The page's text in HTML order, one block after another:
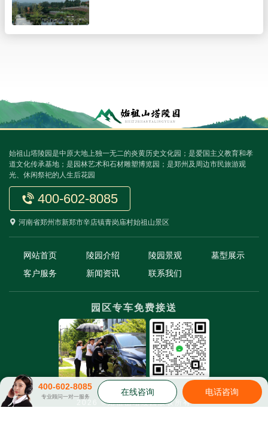
始祖山塔陵园是中原大地上独一无二的炎黄历史文化园；是爱国主义教育和孝
道文化传承基地；是园林艺术和石材雕塑博览园；是郑州及周边市民旅游观
光、休闲祭祀的人生后花园
400-602-8085
河南省郑州市新郑市辛店镇青岗庙村始祖山景区
网站首页 陵园介绍 陵园景观
墓型展示
客户服务
新闻资讯 联系我们
园区专车免费接送
2026 ©始祖山塔陵园版权所有
400-602-8085
专业顾问一对一服务 在线咨询 电话咨询